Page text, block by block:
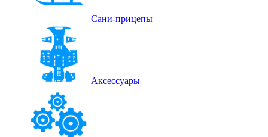
Сани-прицепы
Аксессуары